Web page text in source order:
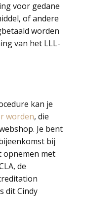
voor gedane
of andere
worden
van het LLL-
kan je
worden, die
Je bent
bij
opnemen met
de
dit Cindy